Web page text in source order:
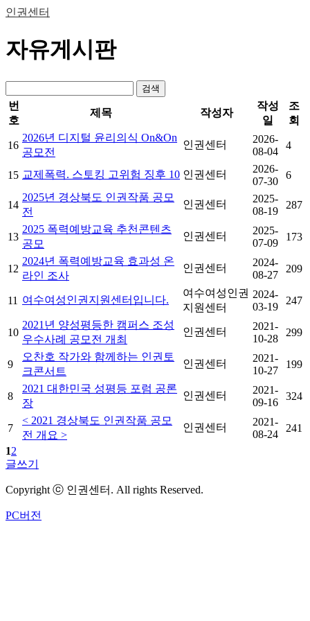
인권센터
자유게시판
검색
번
호
제목 작성자
작성
일
조
회
16
2026년 디지털 윤리의식 On&On
공모전
인권센터
2026-
08-04
4
15 교제폭력. 스토킹 고위험 징후 10 인권센터
2026-
07-30
6
14
2025년 경상북도 인권작품 공모
전
인권센터
2025-
08-19
287
13
2025 폭력예방교육 추천콘텐츠
공모
인권센터
2025-
07-09
173
12
2024년 폭력예방교육 효과성 온
라인 조사
인권센터
2024-
08-27
209
11 여수여성인권지원센터입니다.
여수여성인권
지원센터
2024-
03-19
247
10
2021년 양성평등한 캠퍼스 조성
우수사례 공모전 개최
인권센터
2021-
10-28
299
9
오찬호 작가와 함께하는 인권토
크콘서트
인권센터
2021-
10-27
199
8
2021 대한민국 성평등 포럼 공론
장
인권센터
2021-
09-16
324
7
< 2021 경상북도 인권작품 공모
전 개요 >
인권센터
2021-
08-24
241
12
글쓰기
Copyright ⓒ 인권센터. All rights Reserved.
PC버전